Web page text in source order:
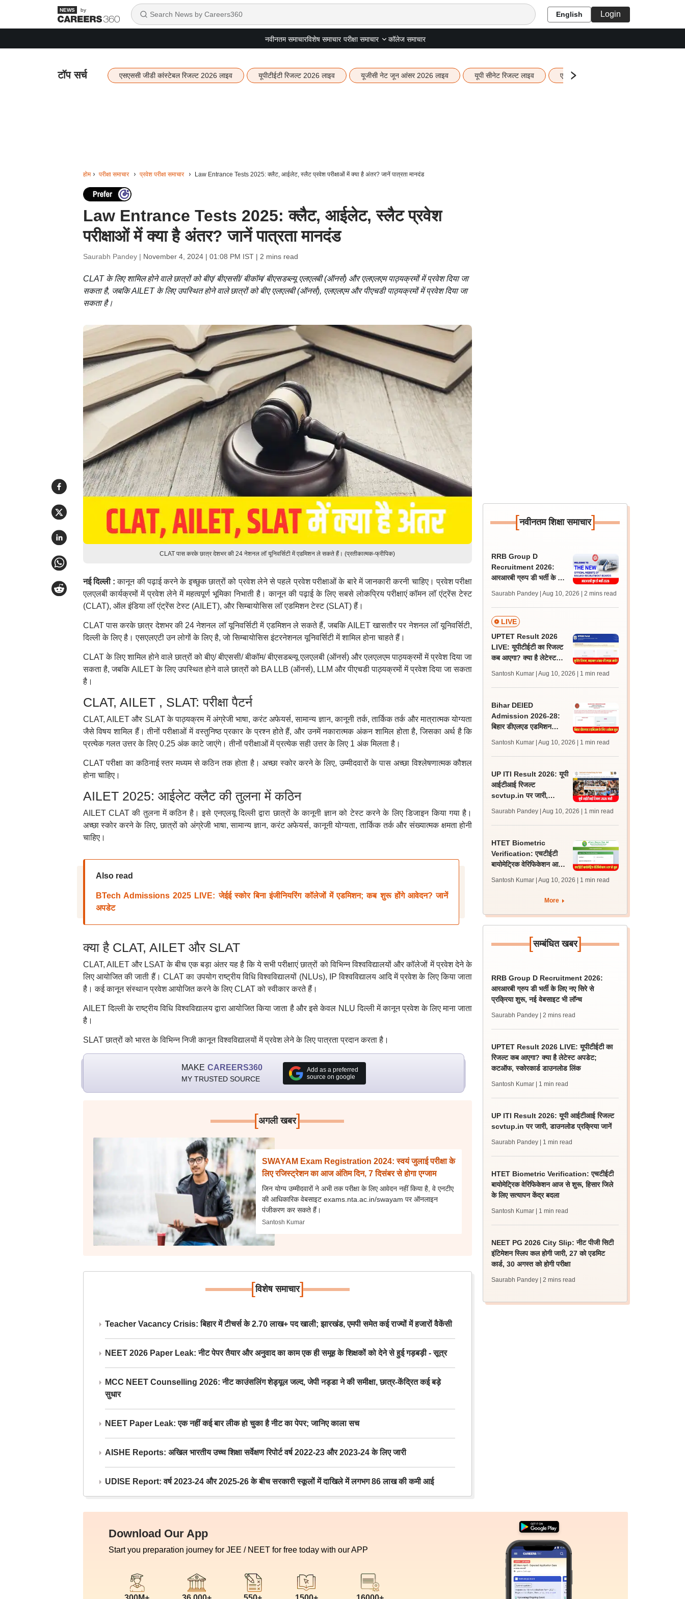
by English Login
नवीनतम समाचारविशेष समाचार परीक्षा समाचार कॉलेज समाचार
टॉप सर्च एसएससी जीडी कांस्टेबल रिजल्ट 2026 लाइव यूपीटीईटी रिजल्ट 2026 लाइव यूजीसी नेट जून आंसर 2026 लाइव यूपी सीनेट रिजल्ट लाइव एचबीएसई 12वीं का रिजल्ट लाइव
होम परीक्षा समाचार प्रवेश परीक्षा समाचार Law Entrance Tests 2025: क्लैट, आईलेट, स्लैट प्रवेश परीक्षाओं में क्या है अंतर? जानें पात्रता मानदंड
Law Entrance Tests 2025: क्लैट, आईलेट, स्लैट प्रवेश
परीक्षाओं में क्या है अंतर? जानें पात्रता मानदंड
Saurabh Pandey | November 4, 2024 | 01:08 PM IST| 2 mins read
CLAT के लिए शामिल होने वाले छात्रों को बीए/ बीएससी/ बीकॉम/ बीएसडब्ल्यू एलएलबी (ऑनर्स) और एलएलएम पाठ्यक्रमों में प्रवेश दिया जा
सकता है, जबकि AILET के लिए उपस्थित होने वाले छात्रों को बीए एलएलबी (ऑनर्स), एलएलएम और पीएचडी पाठ्यक्रमों में प्रवेश दिया जा
सकता है।
CLAT पास करके छात्र देशभर की 24 नेशनल लॉ यूनिवर्सिटी में एडमिशन ले सकते हैं। (प्रतीकात्मक-फ्रीपिक)
नई दिल्ली : कानून की पढ़ाई करने के इच्छुक छात्रों को प्रवेश लेने से पहले प्रवेश परीक्षाओं के बारे में जानकारी करनी चाहिए। प्रवेश परीक्षा
एलएलबी कार्यक्रमों में प्रवेश लेने में महत्वपूर्ण भूमिका निभाती है। कानून की पढ़ाई के लिए सबसे लोकप्रिय परीक्षाएं कॉमन लॉ एंट्रेंस टेस्ट
(CLAT), ऑल इंडिया लॉ एंट्रेंस टेस्ट (AILET), और सिम्बायोसिस लॉ एडमिशन टेस्ट (SLAT) हैं।
CLAT पास करके छात्र देशभर की 24 नेशनल लॉ यूनिवर्सिटी में एडमिशन ले सकते हैं, जबकि AILET खासतौर पर नेशनल लॉ यूनिवर्सिटी,
दिल्ली के लिए है। एसएलएटी उन लोगों के लिए है, जो सिम्बायोसिस इंटरनेशनल यूनिवर्सिटी में शामिल होना चाहते हैं।
CLAT के लिए शामिल होने वाले छात्रों को बीए/ बीएससी/ बीकॉम/ बीएसडब्ल्यू एलएलबी (ऑनर्स) और एलएलएम पाठ्यक्रमों में प्रवेश दिया जा
सकता है, जबकि AILET के लिए उपस्थित होने वाले छात्रों को BA LLB (ऑनर्स), LLM और पीएचडी पाठ्यक्रमों में प्रवेश दिया जा सकता
है।
CLAT, AILET , SLAT: परीक्षा पैटर्न
CLAT, AILET और SLAT के पाठ्यक्रम में अंग्रेजी भाषा, करंट अफेयर्स, सामान्य ज्ञान, कानूनी तर्क, तार्किक तर्क और मात्रात्मक योग्यता
जैसे विषय शामिल हैं। तीनों परीक्षाओं में वस्तुनिष्ठ प्रकार के प्रश्न होते हैं, और उनमें नकारात्मक अंकन शामिल होता है, जिसका अर्थ है कि
प्रत्येक गलत उत्तर के लिए 0.25 अंक काटे जाएंगे। तीनों परीक्षाओं में प्रत्येक सही उत्तर के लिए 1 अंक मिलता है।
CLAT परीक्षा का कठिनाई स्तर मध्यम से कठिन तक होता है। अच्छा स्कोर करने के लिए, उम्मीदवारों के पास अच्छा विश्लेषणात्मक कौशल
होना चाहिए।
AILET 2025: आईलेट क्लैट की तुलना में कठिन
AILET CLAT की तुलना में कठिन है। इसे एनएलयू दिल्ली द्वारा छात्रों के कानूनी ज्ञान को टेस्ट करने के लिए डिजाइन किया गया है।
अच्छा स्कोर करने के लिए, छात्रों को अंग्रेजी भाषा, सामान्य ज्ञान, करंट अफेयर्स, कानूनी योग्यता, तार्किक तर्क और संख्यात्मक क्षमता होनी
चाहिए।
Also read
BTech Admissions 2025 LIVE: जेईई स्कोर बिना इंजीनियरिंग कॉलेजों में एडमिशन; कब शुरू होंगे आवेदन? जानें
अपडेट
क्या है CLAT, AILET और SLAT
CLAT, AILET और LSAT के बीच एक बड़ा अंतर यह है कि ये सभी परीक्षाएं छात्रों को विभिन्न विश्वविद्यालयों और कॉलेजों में प्रवेश देने के
लिए आयोजित की जाती हैं। CLAT का उपयोग राष्ट्रीय विधि विश्वविद्यालयों (NLUs), IP विश्वविद्यालय आदि में प्रवेश के लिए किया जाता
है। कई कानून संस्थान प्रवेश आयोजित करने के लिए CLAT को स्वीकार करते हैं।
AILET दिल्ली के राष्ट्रीय विधि विश्वविद्यालय द्वारा आयोजित किया जाता है और इसे केवल NLU दिल्ली में कानून प्रवेश के लिए माना जाता
है।
SLAT छात्रों को भारत के विभिन्न निजी कानून विश्वविद्यालयों में प्रवेश लेने के लिए पात्रता प्रदान करता है।
MAKE CAREERS360
MY TRUSTED SOURCE
Add as a preferred
source on google
[अगली खबर]
SWAYAM Exam Registration 2024: स्वयं जुलाई परीक्षा के
लिए रजिस्ट्रेशन का आज अंतिम दिन, 7 दिसंबर से होगा एग्जाम
जिन योग्य उम्मीदवारों ने अभी तक परीक्षा के लिए आवेदन नहीं किया है, वे एनटीए
की आधिकारिक वेबसाइट exams.nta.ac.in/swayam पर ऑनलाइन
पंजीकरण कर सकते हैं।
Santosh Kumar
[विशेष समाचार]
Teacher Vacancy Crisis: बिहार में टीचर्स के 2.70 लाख+ पद खाली; झारखंड, एमपी समेत कई राज्यों में हजारों वैकेंसी
NEET 2026 Paper Leak: नीट पेपर तैयार और अनुवाद का काम एक ही समूह के शिक्षकों को देने से हुई गड़बड़ी - सूत्र
MCC NEET Counselling 2026: नीट काउंसलिंग शेड्यूल जल्द, जेपी नड्डा ने की समीक्षा, छात्र-केंद्रित कई बड़े
सुधार
NEET Paper Leak: एक नहीं कई बार लीक हो चुका है नीट का पेपर; जानिए काला सच
AISHE Reports: अखिल भारतीय उच्च शिक्षा सर्वेक्षण रिपोर्ट वर्ष 2022-23 और 2023-24 के लिए जारी
UDISE Report: वर्ष 2023-24 और 2025-26 के बीच सरकारी स्कूलों में दाखिले में लगभग 86 लाख की कमी आई
[नवीनतम शिक्षा समाचार]
RRB Group D
Recruitment 2026:
आरआरबी ग्रुप डी भर्ती के लिए
Saurabh Pandey | Aug 10, 2026 | 2 mins read
LIVE
UPTET Result 2026
LIVE: यूपीटीईटी का रिजल्ट
कब आएगा? क्या है लेटेस्ट
Santosh Kumar | Aug 10, 2026 | 1 min read
Bihar DElED
Admission 2026-28:
बिहार डीएलएड एडमिशन
लिस्ट 20 अगस्त को, शेड्यूल
जारी
Santosh Kumar | Aug 10, 2026 | 1 min read
UP ITI Result 2026: यूपी
आईटीआई रिजल्ट
scvtup.in पर जारी,
Saurabh Pandey | Aug 10, 2026 | 1 min read
HTET Biometric
Verification: एचटीईटी
बायोमेट्रिक वेरिफिकेशन आज
सत्यापन केंद्र बदला
Santosh Kumar | Aug 10, 2026 | 1 min read
More
[सम्बंधित खबर]
RRB Group D Recruitment 2026:
आरआरबी ग्रुप डी भर्ती के लिए नए सिरे से
प्रक्रिया शुरू, नई वेबसाइट भी लॉन्च
Saurabh Pandey | 2 mins read
UPTET Result 2026 LIVE: यूपीटीईटी का
रिजल्ट कब आएगा? क्या है लेटेस्ट अपडेट;
कटऑफ, स्कोरकार्ड डाउनलोड लिंक
Santosh Kumar | 1 min read
UP ITI Result 2026: यूपी आईटीआई रिजल्ट
scvtup.in पर जारी, डाउनलोड प्रक्रिया जानें
Saurabh Pandey | 1 min read
HTET Biometric Verification: एचटीईटी
बायोमेट्रिक वेरिफिकेशन आज से शुरू, हिसार जिले
के लिए सत्यापन केंद्र बदला
Santosh Kumar | 1 min read
NEET PG 2026 City Slip: नीट पीजी सिटी
इंटिमेशन स्लिप कल होगी जारी, 27 को एडमिट
कार्ड, 30 अगस्त को होगी परीक्षा
Saurabh Pandey | 2 mins read
Download Our App
Start you preparation journey for JEE / NEET for free today with our APP